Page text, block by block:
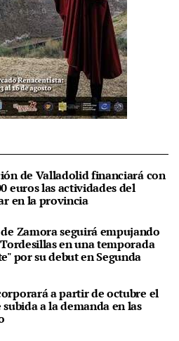
de Valladolid financiará con
euros las actividades del
en la provincia
Zamora seguirá empujando
en una temporada
por su debut en Segunda
a partir de octubre el
a la demanda en las